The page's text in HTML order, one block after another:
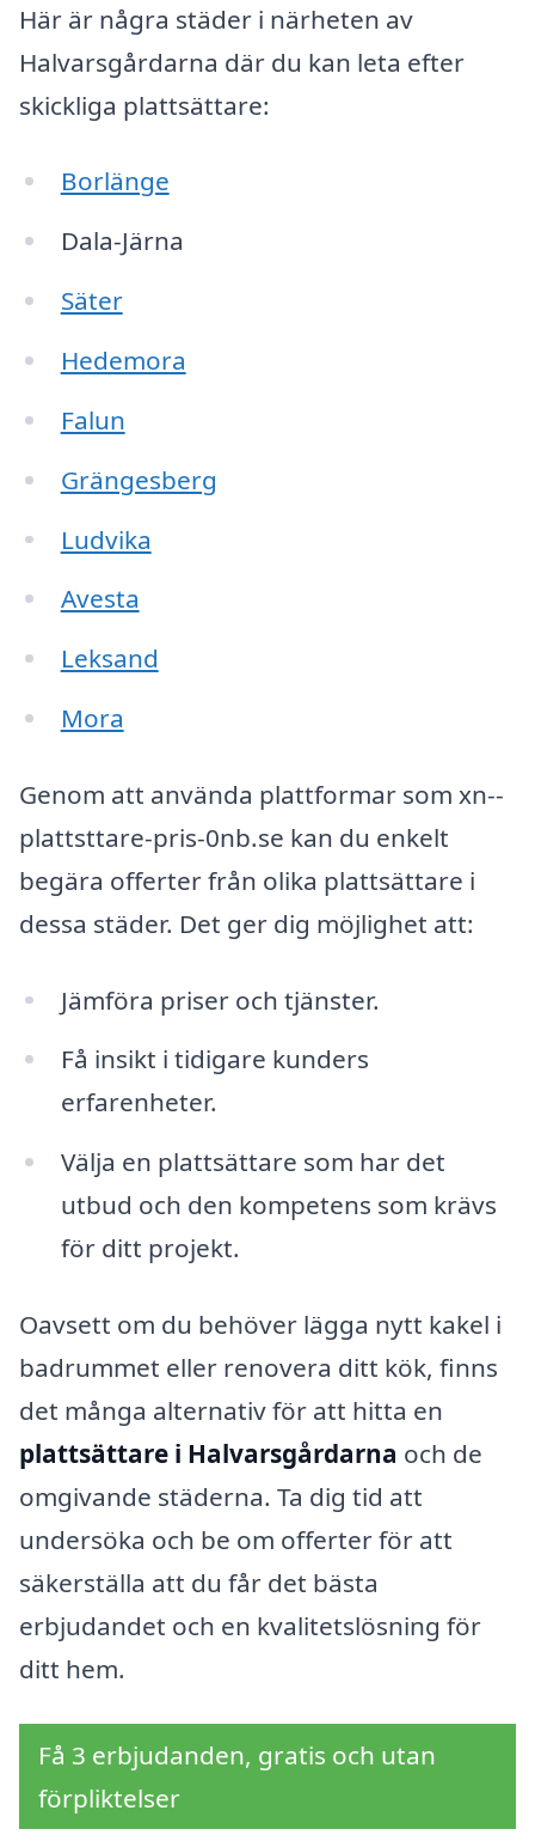
Här är några städer i närheten av
Halvarsgårdarna där du kan leta efter
skickliga plattsättare:
Borlänge
Dala-Järna
Säter
Hedemora
Falun
Grängesberg
Ludvika
Avesta
Leksand
Mora
Genom att använda plattformar som xn--
plattsttare-pris-0nb.se kan du enkelt
begära offerter från olika plattsättare i
dessa städer. Det ger dig möjlighet att:
Jämföra priser och tjänster.
Få insikt i tidigare kunders
erfarenheter.
Välja en plattsättare som har det
utbud och den kompetens som krävs
för ditt projekt.
Oavsett om du behöver lägga nytt kakel i
badrummet eller renovera ditt kök, finns
det många alternativ för att hitta en
plattsättare i Halvarsgårdarna och de
omgivande städerna. Ta dig tid att
undersöka och be om offerter för att
säkerställa att du får det bästa
erbjudandet och en kvalitetslösning för
ditt hem.
Få 3 erbjudanden, gratis och utan
förpliktelser